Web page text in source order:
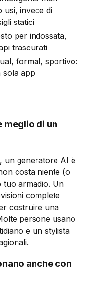
usi, invece di
statici
per indossata,
trascurati
formal, sportivo:
sola app
meglio di un
un generatore AI è
costa niente (o
tuo armadio. Un
complete
costruire una
persone usano
e un stylista
anche con